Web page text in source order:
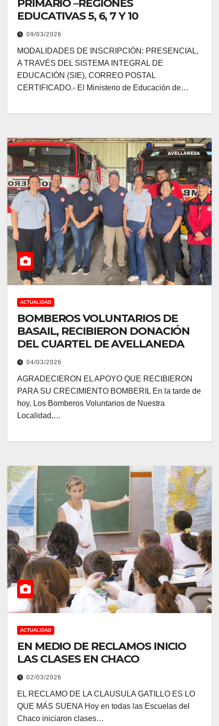
PRIMARIO –REGIONES
EDUCATIVAS 5, 6, 7 Y 10
09/03/2026
MODALIDADES DE INSCRIPCIÓN: PRESENCIAL,
A TRAVÉS DEL SISTEMA INTEGRAL DE
EDUCACIÓN (SIE), CORREO POSTAL
CERTIFICADO.- El Ministerio de Educación de…
ACTUALIDAD
BOMBEROS VOLUNTARIOS DE
BASAIL, RECIBIERON DONACIÓN
DEL CUARTEL DE AVELLANEDA
04/03/2026
AGRADECIERON EL APOYO QUE RECIBIERON
PARA SU CRECIMIENTO BOMBERIL En la tarde de
hoy, Los Bomberos Voluntarios de Nuestra
Localidad,…
ACTUALIDAD
EN MEDIO DE RECLAMOS INICIO
LAS CLASES EN CHACO
02/03/2026
EL RECLAMO DE LA CLAUSULA GATILLO ES LO
QUE MÁS SUENA Hoy en todas las Escuelas del
Chaco iniciaron clases…